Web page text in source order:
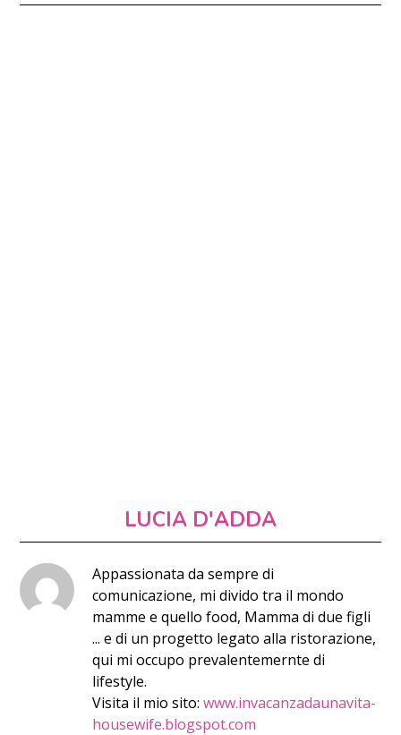
LUCIA D'ADDA
Appassionata da sempre di
comunicazione, mi divido tra il mondo
mamme e quello food, Mamma di due figli
... e di un progetto legato alla ristorazione,
qui mi occupo prevalentemernte di
lifestyle.
Visita il mio sito:www.invacanzadaunavita-
housewife.blogspot.com